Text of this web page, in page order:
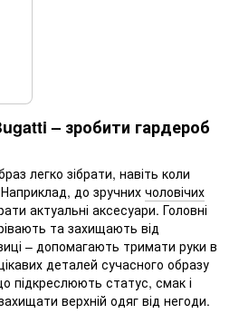
– зробити гардероб
легко зібрати, навіть коли
до зручних чоловічих
актуальні аксесуари. Головні
та захищають від
– допомагають тримати руки в
деталей сучасного образу
підкреслюють статус, смак і
верхній одяг від негоди.